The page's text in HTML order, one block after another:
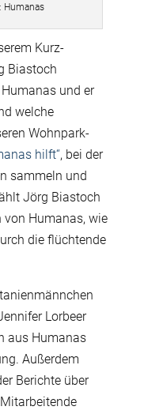
Humanas
Kurz-
Biastoch
und er
welche
Wohnpark-
hilft“, bei der
sammeln und
Jörg Biastoch
Humanas, wie
die flüchtende
Lorbeer
aus Humanas
Außerdem
Berichte über